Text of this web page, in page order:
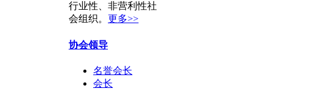
行业性、非营利性社
会组织。 更多>>
协会领导
名誉会长
会长